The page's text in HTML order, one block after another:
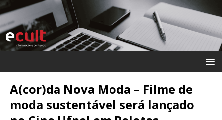
A(cor)da Nova Moda – Filme de
moda sustentável será lançado